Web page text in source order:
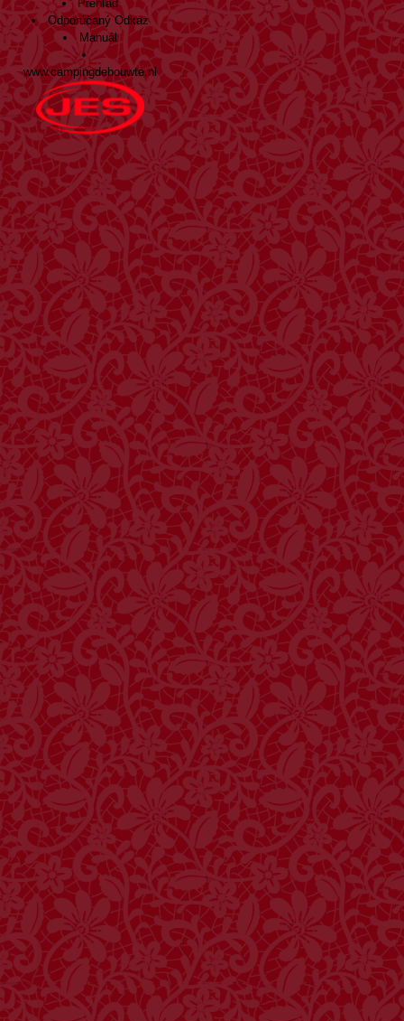
Prehľad
Odporúčaný Odkaz
Manuál
www.campingdebouwte.nl